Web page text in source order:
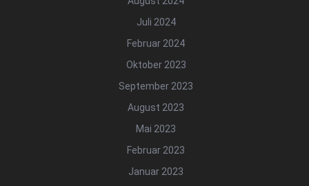
Juli 2024
Februar 2024
Oktober 2023
September 2023
August 2023
Mai 2023
Februar 2023
Januar 2023